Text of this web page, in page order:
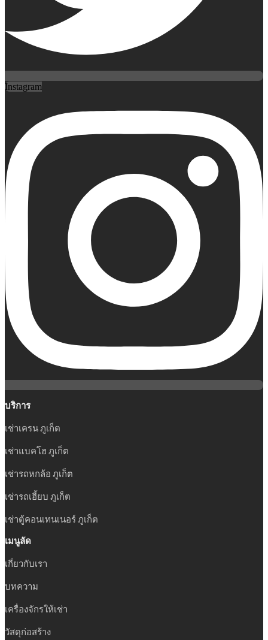
Instagram
บริการ
เช่าเครน ภูเก็ต
เช่าแบคโฮ ภูเก็ต
เช่ารถหกล้อ ภูเก็ต
เช่ารถเฮี้ยบ ภูเก็ต
เช่าตู้คอนเทนเนอร์ ภูเก็ต
เมนูลัด
เกี่ยวกับเรา
บทความ
เครื่องจักรให้เช่า
วัสดุก่อสร้าง